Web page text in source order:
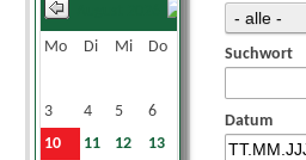
Mo
Di Mi Do Sa
So
3
4 5 6
10
11 12 13 15
16
Suchwort
Datum